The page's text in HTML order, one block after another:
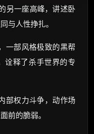
另一座高峰，讲述卧
与人性挣扎。
一部风格极致的黑帮
诠释了杀手世界的专
部权力斗争，动作场
前的脆弱。